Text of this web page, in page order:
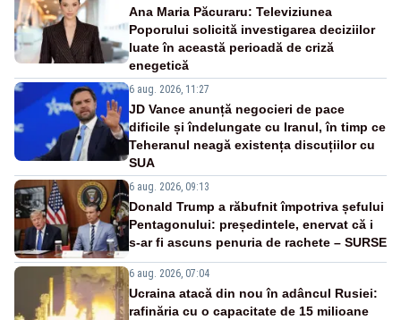
Ana Maria Păcuraru: Televiziunea
Poporului solicită investigarea deciziilor
luate în această perioadă de criză
enegetică
6 aug. 2026, 11:27
JD Vance anunță negocieri de pace
dificile și îndelungate cu Iranul, în timp ce
Teheranul neagă existența discuțiilor cu
SUA
6 aug. 2026, 09:13
Donald Trump a răbufnit împotriva șefului
Pentagonului: președintele, enervat că i
s-ar fi ascuns penuria de rachete – SURSE
6 aug. 2026, 07:04
Ucraina atacă din nou în adâncul Rusiei:
rafinăria cu o capacitate de 15 milioane